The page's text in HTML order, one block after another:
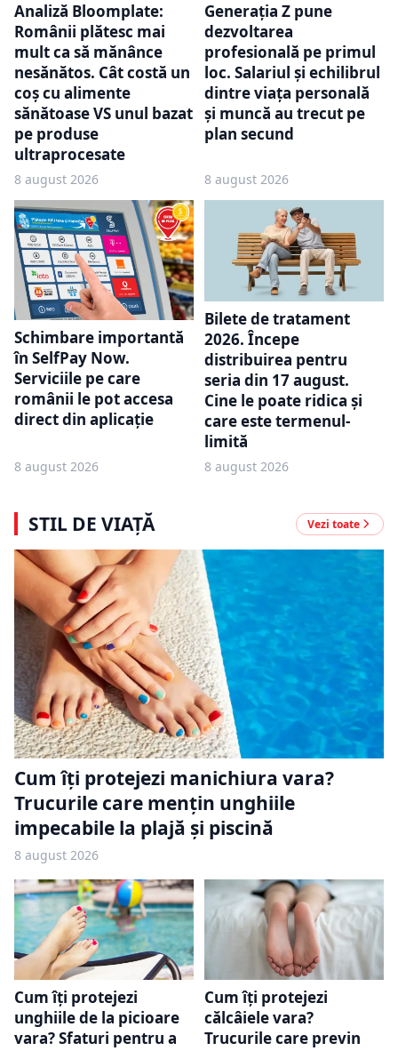
Analiză Bloomplate:
Românii plătesc mai
mult ca să mănânce
nesănătos. Cât costă un
coș cu alimente
sănătoase VS unul bazat
pe produse
ultraprocesate
8 august 2026
Generația Z pune
dezvoltarea
profesională pe primul
loc. Salariul și echilibrul
dintre viața personală
și muncă au trecut pe
plan secund
8 august 2026
Schimbare importantă
în SelfPay Now.
Serviciile pe care
românii le pot accesa
direct din aplicație
8 august 2026
Bilete de tratament
2026. Începe
distribuirea pentru
seria din 17 august.
Cine le poate ridica și
care este termenul-
limită
8 august 2026
STIL DE VIAȚĂ Vezi toate
Cum îți protejezi manichiura vara?
Trucurile care mențin unghiile
impecabile la plajă și piscină
8 august 2026
Cum îți protejezi
unghiile de la picioare
vara? Sfaturi pentru a
Cum îți protejezi
călcâiele vara?
Trucurile care previn